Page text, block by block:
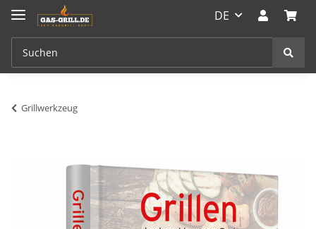
DE
Grillwerkzeug